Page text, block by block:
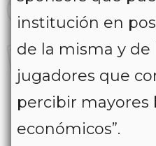
institución en
de la misma y de
jugadores que
percibir mayores
económicos”.